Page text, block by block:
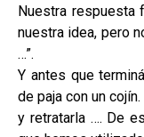
Nuestra respuesta
nuestra idea, pero
…”.
Y antes que
de paja con un
y retratarla …. De